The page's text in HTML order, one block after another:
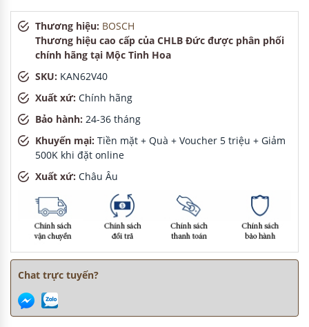
Thương hiệu: BOSCH
Thương hiệu cao cấp của CHLB Đức được phân phối
chính hãng tại Mộc Tinh Hoa
SKU: KAN62V40
Xuất xứ: Chính hãng
Bảo hành: 24-36 tháng
Khuyến mại: Tiền mặt + Quà + Voucher 5 triệu + Giảm
500K khi đặt online
Xuất xứ: Châu Âu
Chat trực tuyến?